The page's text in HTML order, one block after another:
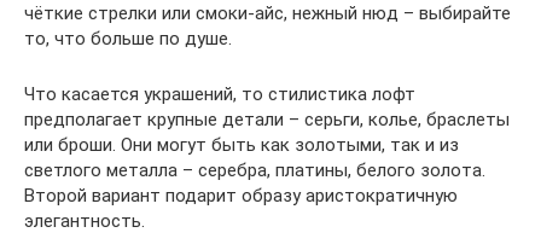
чёткие стрелки или смоки-айс, нежный нюд – выбирайте
то, что больше по душе.
Что касается украшений, то стилистика лофт
предполагает крупные детали – серьги, колье, браслеты
или броши. Они могут быть как золотыми, так и из
светлого металла – серебра, платины, белого золота.
Второй вариант подарит образу аристократичную
элегантность.